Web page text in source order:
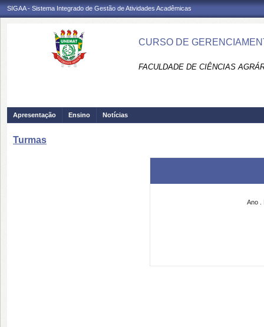
SIGAA - Sistema Integrado de Gestão de Atividades Acadêmicas
CURSO DE
FACULDADE DE CIÊNCIAS
Apresentação Ensino Notícias
Turmas
Ano .